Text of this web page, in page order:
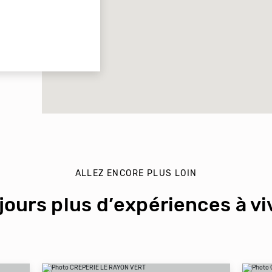
ALLEZ ENCORE PLUS LOIN
plus d’expériences à